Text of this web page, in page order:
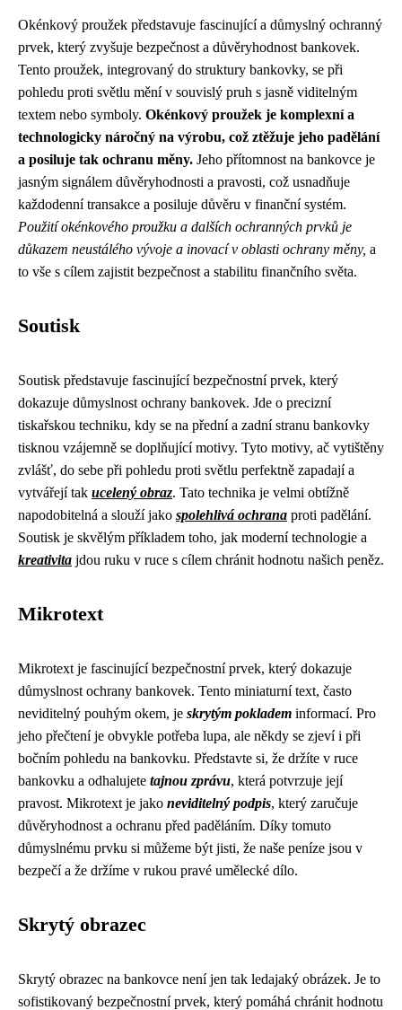
Okénkový proužek představuje fascinující a důmyslný ochranný
prvek, který zvyšuje bezpečnost a důvěryhodnost bankovek.
Tento proužek, integrovaný do struktury bankovky, se při
pohledu proti světlu mění v souvislý pruh s jasně viditelným
textem nebo symboly. Okénkový proužek je komplexní a
technologicky náročný na výrobu, což ztěžuje jeho padělání
a posiluje tak ochranu měny. Jeho přítomnost na bankovce je
jasným signálem důvěryhodnosti a pravosti, což usnadňuje
každodenní transakce a posiluje důvěru v finanční systém.
Použití okénkového proužku a dalších ochranných prvků je
důkazem neustálého vývoje a inovací v oblasti ochrany měny, a
to vše s cílem zajistit bezpečnost a stabilitu finančního světa.
Soutisk
Soutisk představuje fascinující bezpečnostní prvek, který
dokazuje důmyslnost ochrany bankovek. Jde o precizní
tiskařskou techniku, kdy se na přední a zadní stranu bankovky
tisknou vzájemně se doplňující motivy. Tyto motivy, ač vytištěny
zvlášť, do sebe při pohledu proti světlu perfektně zapadají a
vytvářejí tak ucelený obraz. Tato technika je velmi obtížně
napodobitelná a slouží jako spolehlivá ochrana proti padělání.
Soutisk je skvělým příkladem toho, jak moderní technologie a
kreativita jdou ruku v ruce s cílem chránit hodnotu našich peněz.
Mikrotext
Mikrotext je fascinující bezpečnostní prvek, který dokazuje
důmyslnost ochrany bankovek. Tento miniaturní text, často
neviditelný pouhým okem, je skrytým pokladem informací. Pro
jeho přečtení je obvykle potřeba lupa, ale někdy se zjeví i při
bočním pohledu na bankovku. Představte si, že držíte v ruce
bankovku a odhalujete tajnou zprávu, která potvrzuje její
pravost. Mikrotext je jako neviditelný podpis, který zaručuje
důvěryhodnost a ochranu před paděláním. Díky tomuto
důmyslnému prvku si můžeme být jisti, že naše peníze jsou v
bezpečí a že držíme v rukou pravé umělecké dílo.
Skrytý obrazec
Skrytý obrazec na bankovce není jen tak ledajaký obrázek. Je to
sofistikovaný bezpečnostní prvek, který pomáhá chránit hodnotu